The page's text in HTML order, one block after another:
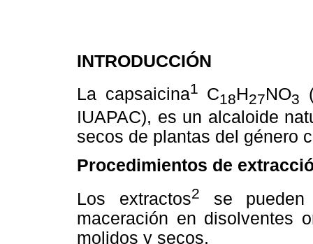
INTRODUCCIÓN
La capsaicina1 C18H27NO3
IUAPAC), es un alcaloide
secos de plantas del género
Procedimientos de
Los extractos2
se pueden
maceración en disolventes
molidos y secos.